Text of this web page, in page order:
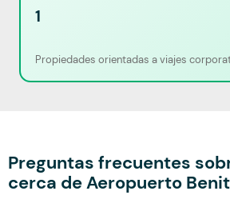
1
Propiedades orientadas a viajes
Preguntas frecuentes
cerca de Aeropuerto